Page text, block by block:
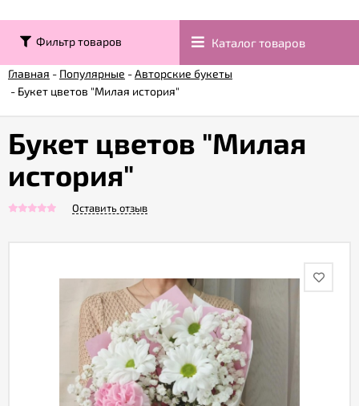
Контакты
Возврат
Гарантии
Акции
Фильтр товаров Каталог товаров
Главная - Популярные -Авторские букеты
- Букет цветов "Милая история"
Букет цветов "Милая
история"
Оставить отзыв